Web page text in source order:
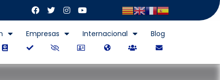
Empresas Internacional Blog